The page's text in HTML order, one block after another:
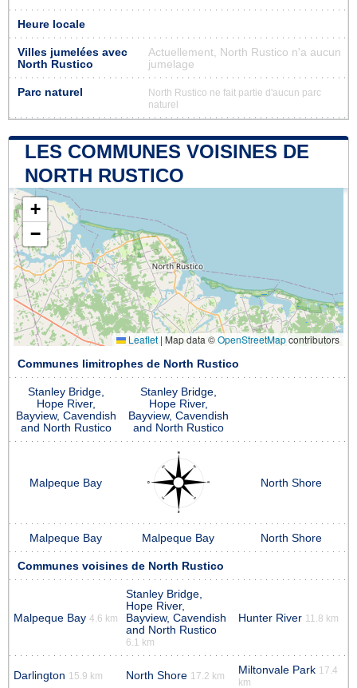
Heure locale
Villes jumelées avec
North Rustico
Actuellement, North Rustico n'a aucun
jumelage
Parc naturel
North Rustico ne fait partie d'aucun parc
naturel
LES COMMUNES VOISINES DE
NORTH RUSTICO
+
−
Leaflet | Map data ©OpenStreetMapcontributors
Communes limitrophes de North Rustico
Stanley Bridge,
Hope River,
Bayview, Cavendish
and North Rustico
Stanley Bridge,
Hope River,
Bayview, Cavendish
and North Rustico
Malpeque Bay North Shore
Malpeque Bay Malpeque Bay North Shore
Communes voisines de North Rustico
Malpeque Bay 4.6 km
Stanley Bridge,
Hope River,
Bayview, Cavendish
and North Rustico
6.1 km
Hunter River 11.8 km
Darlington 15.9 km North Shore 17.2 km Miltonvale Park 17.4
km